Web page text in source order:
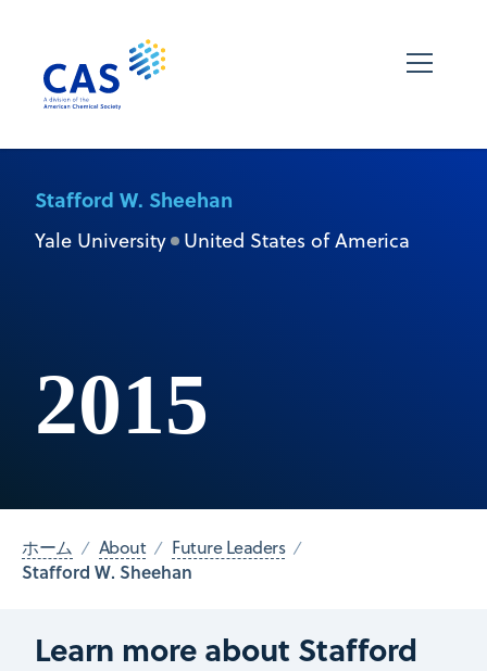
Stafford W. Sheehan
Yale University United States of America
2015
ホーム About Future Leaders
Stafford W. Sheehan
Learn more about Stafford